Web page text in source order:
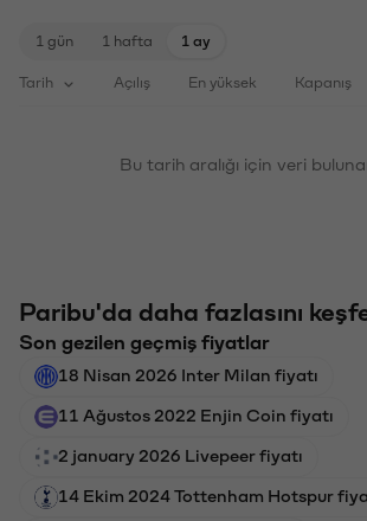
1 gün 1 hafta 1 ay
Tarih Açılış En yüksek Kapanış
Bu tarih aralığı için veri
Paribu'da daha fazlasını
Son gezilen geçmiş fiyatlar
18 Nisan 2026 Inter Milan fiyatı
11 Ağustos 2022 Enjin Coin fiyatı
2 january 2026 Livepeer fiyatı
14 Ekim 2024 Tottenham Hotspur